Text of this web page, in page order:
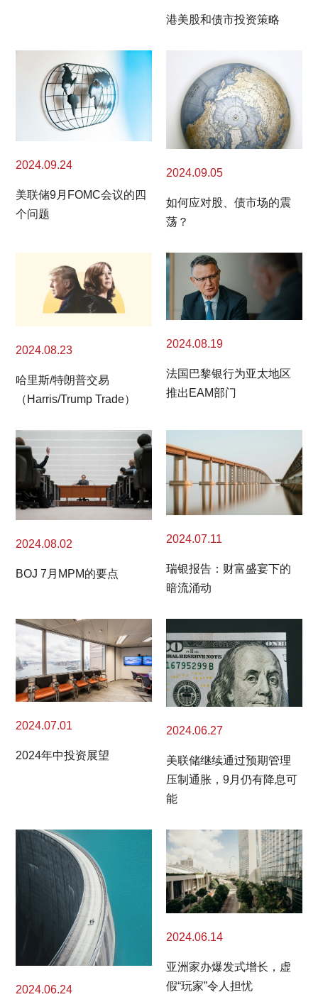
港美股和债市投资策略
2024.09.24
美联储9月FOMC会议的四
个问题
2024.09.05
如何应对股、债市场的震
荡？
2024.08.23
哈里斯/特朗普交易
（Harris/Trump Trade）
2024.08.19
法国巴黎银行为亚太地区
推出EAM部门
2024.08.02
BOJ 7月MPM的要点
2024.07.11
瑞银报告：财富盛宴下的
暗流涌动
2024.07.01
2024年中投资展望
2024.06.27
美联储继续通过预期管理
压制通胀，9月仍有降息可
能
2024.06.24
2024.06.14
亚洲家办爆发式增长，虚
假“玩家”令人担忧